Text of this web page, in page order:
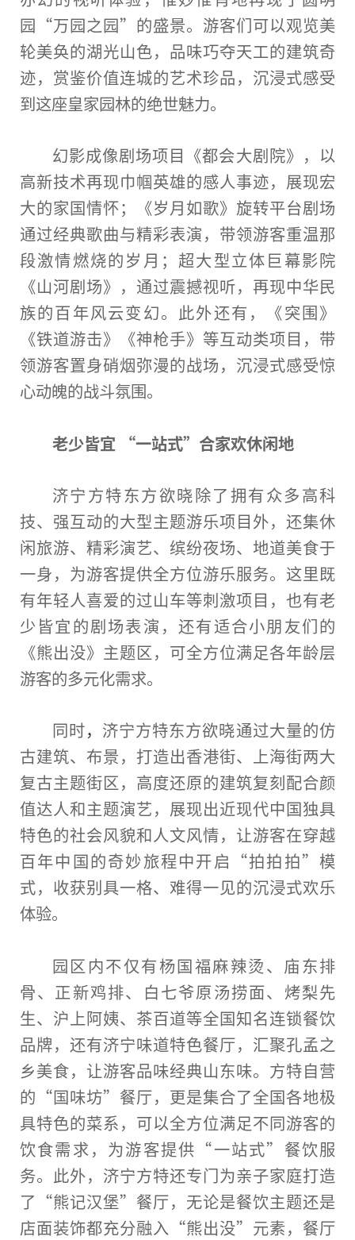
园“万园之园”的盛景。游客们可以观览美
轮美奂的湖光山色，品味巧夺天工的建筑奇
迹，赏鉴价值连城的艺术珍品，沉浸式感受
到这座皇家园林的绝世魅力。
幻影成像剧场项目《都会大剧院》，以
高新技术再现巾帼英雄的感人事迹，展现宏
大的家国情怀；《岁月如歌》旋转平台剧场
通过经典歌曲与精彩表演，带领游客重温那
段激情燃烧的岁月；超大型立体巨幕影院
《山河剧场》，通过震撼视听，再现中华民
族的百年风云变幻。此外还有，《突围》
《铁道游击》《神枪手》等互动类项目，带
领游客置身硝烟弥漫的战场，沉浸式感受惊
心动魄的战斗氛围。
老少皆宜 “一站式”合家欢休闲地
济宁方特东方欲晓除了拥有众多高科
技、强互动的大型主题游乐项目外，还集休
闲旅游、精彩演艺、缤纷夜场、地道美食于
一身，为游客提供全方位游乐服务。这里既
有年轻人喜爱的过山车等刺激项目，也有老
少皆宜的剧场表演，还有适合小朋友们的
《熊出没》主题区，可全方位满足各年龄层
游客的多元化需求。
同时， 济宁方特东方欲晓通过大量的仿
古建筑、布景，打造出香港街、上海街两大
复古主题街区，高度还原的建筑复刻配合颜
值达人和主题演艺，展现出近现代中国独具
特色的社会风貌和人文风情，让游客在穿越
百年中国的奇妙旅程中开启“拍拍拍”模
式，收获别具一格、难得一见的沉浸式欢乐
体验。
园区内不仅有杨国福麻辣烫、庙东排
骨、正新鸡排、白七爷原汤捞面、烤梨先
生、沪上阿姨、茶百道等全国知名连锁餐饮
品牌，还有济宁味道特色餐厅，汇聚孔孟之
乡美食，让游客品味经典山东味。方特自营
的“国味坊”餐厅，更是集合了全国各地极
具特色的菜系，可以全方位满足不同游客的
饮食需求，为游客提供“一站式”餐饮服
务。此外，济宁方特还专门为亲子家庭打造
了“熊记汉堡”餐厅，无论是餐饮主题还是
店面装饰都充分融入“熊出没”元素，餐厅